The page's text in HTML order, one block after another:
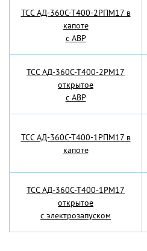
TCC АД-360С-Т400-2РПМ17 в
капоте
с АВР
TCC АД-360С-Т400-2РМ17
открытое
с АВР
TCC АД-360С-Т400-1РПМ17 в
капоте
TCC АД-360С-Т400-1РМ17
открытое
с электрозапуском